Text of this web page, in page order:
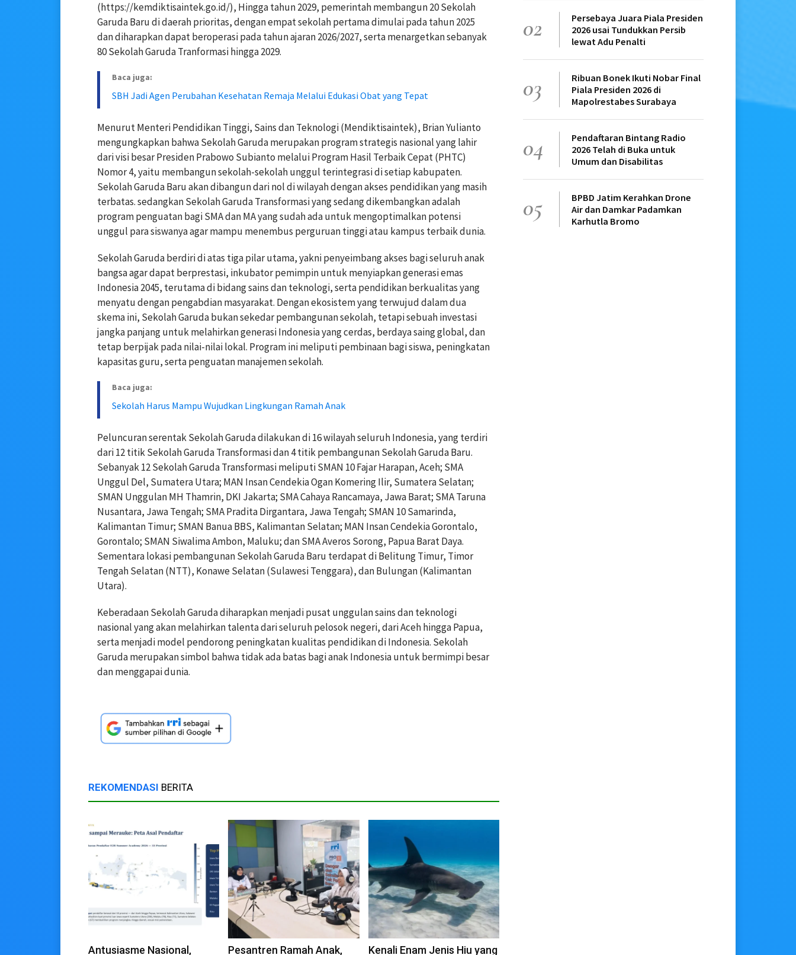
(https://kemdiktisaintek.go.id/), Hingga tahun 2029, pemerintah membangun 20 Sekolah
Garuda Baru di daerah prioritas, dengan empat sekolah pertama dimulai pada tahun 2025
dan diharapkan dapat beroperasi pada tahun ajaran 2026/2027, serta menargetkan sebanyak
80 Sekolah Garuda Tranformasi hingga 2029.
Baca juga:
SBH Jadi Agen Perubahan Kesehatan Remaja Melalui Edukasi Obat yang Tepat
Menurut Menteri Pendidikan Tinggi, Sains dan Teknologi (Mendiktisaintek), Brian Yulianto
mengungkapkan bahwa Sekolah Garuda merupakan program strategis nasional yang lahir
dari visi besar Presiden Prabowo Subianto melalui Program Hasil Terbaik Cepat (PHTC)
Nomor 4, yaitu membangun sekolah-sekolah unggul terintegrasi di setiap kabupaten.
Sekolah Garuda Baru akan dibangun dari nol di wilayah dengan akses pendidikan yang masih
terbatas. sedangkan Sekolah Garuda Transformasi yang sedang dikembangkan adalah
program penguatan bagi SMA dan MA yang sudah ada untuk mengoptimalkan potensi
unggul para siswanya agar mampu menembus perguruan tinggi atau kampus terbaik dunia.
Sekolah Garuda berdiri di atas tiga pilar utama, yakni penyeimbang akses bagi seluruh anak
bangsa agar dapat berprestasi, inkubator pemimpin untuk menyiapkan generasi emas
Indonesia 2045, terutama di bidang sains dan teknologi, serta pendidikan berkualitas yang
menyatu dengan pengabdian masyarakat. Dengan ekosistem yang terwujud dalam dua
skema ini, Sekolah Garuda bukan sekedar pembangunan sekolah, tetapi sebuah investasi
jangka panjang untuk melahirkan generasi Indonesia yang cerdas, berdaya saing global, dan
tetap berpijak pada nilai-nilai lokal. Program ini meliputi pembinaan bagi siswa, peningkatan
kapasitas guru, serta penguatan manajemen sekolah.
Baca juga:
Sekolah Harus Mampu Wujudkan Lingkungan Ramah Anak
Peluncuran serentak Sekolah Garuda dilakukan di 16 wilayah seluruh Indonesia, yang terdiri
dari 12 titik Sekolah Garuda Transformasi dan 4 titik pembangunan Sekolah Garuda Baru.
Sebanyak 12 Sekolah Garuda Transformasi meliputi SMAN 10 Fajar Harapan, Aceh; SMA
Unggul Del, Sumatera Utara; MAN Insan Cendekia Ogan Komering Ilir, Sumatera Selatan;
SMAN Unggulan MH Thamrin, DKI Jakarta; SMA Cahaya Rancamaya, Jawa Barat; SMA Taruna
Nusantara, Jawa Tengah; SMA Pradita Dirgantara, Jawa Tengah; SMAN 10 Samarinda,
Kalimantan Timur; SMAN Banua BBS, Kalimantan Selatan; MAN Insan Cendekia Gorontalo,
Gorontalo; SMAN Siwalima Ambon, Maluku; dan SMA Averos Sorong, Papua Barat Daya.
Sementara lokasi pembangunan Sekolah Garuda Baru terdapat di Belitung Timur, Timor
Tengah Selatan (NTT), Konawe Selatan (Sulawesi Tenggara), dan Bulungan (Kalimantan
Utara).
Keberadaan Sekolah Garuda diharapkan menjadi pusat unggulan sains dan teknologi
nasional yang akan melahirkan talenta dari seluruh pelosok negeri, dari Aceh hingga Papua,
serta menjadi model pendorong peningkatan kualitas pendidikan di Indonesia. Sekolah
Garuda merupakan simbol bahwa tidak ada batas bagi anak Indonesia untuk bermimpi besar
dan menggapai dunia.
REKOMENDASI BERITA
Antusiasme Nasional,
Pesantren Ramah Anak,
Kenali Enam Jenis Hiu yang
02
Persebaya Juara Piala Presiden
2026 usai Tundukkan Persib
lewat Adu Penalti
03
Ribuan Bonek Ikuti Nobar Final
Piala Presiden 2026 di
Mapolrestabes Surabaya
04
Pendaftaran Bintang Radio
2026 Telah di Buka untuk
Umum dan Disabilitas
05
BPBD Jatim Kerahkan Drone
Air dan Damkar Padamkan
Karhutla Bromo